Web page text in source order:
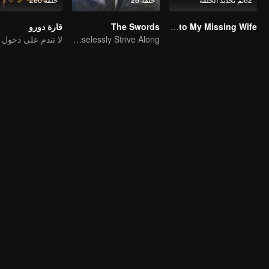
Bound to My Missing Wife
The Swords
As the Heaven's Movement Is Ever-Vigorous, So Must a Gentleman Ceaselessly Strive Along
قارة دورو